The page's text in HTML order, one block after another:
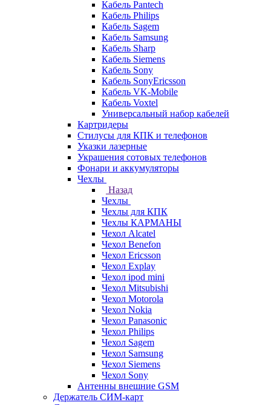
Кабель Pantech
Кабель Philips
Кабель Sagem
Кабель Samsung
Кабель Sharp
Кабель Siemens
Кабель Sony
Кабель SonyEricsson
Кабель VK-Mobile
Кабель Voxtel
Универсальный набор кабелей
Картридеры
Стилусы для КПК и телефонов
Указки лазерные
Украшения сотовых телефонов
Фонари и аккумуляторы
Чехлы
Назад
Чехлы
Чехлы для КПК
Чехлы КАРМАНЫ
Чехол Alcatel
Чехол Benefon
Чехол Ericsson
Чехол Explay
Чехол ipod mini
Чехол Mitsubishi
Чехол Motorola
Чехол Nokia
Чехол Panasonic
Чехол Philips
Чехол Sagem
Чехол Samsung
Чехол Siemens
Чехол Sony
Антенны внешние GSM
Держатель СИМ-карт